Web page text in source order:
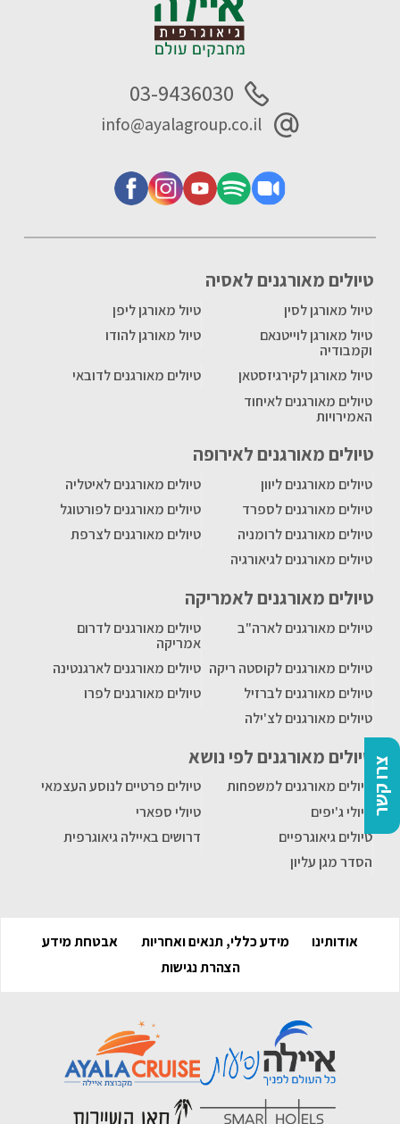
צרו קשר
טיולים מאורגנים לאסיה
טיול מאורגן לסין
טיול מאורגן ליפן
טיול מאורגן לוייטנאם
וקמבודיה
טיול מאורגן להודו
טיול מאורגן לקירגיזסטאן
טיולים מאורגנים לדובאי
טיולים מאורגנים לאיחוד
האמירויות
טיולים מאורגנים לאירופה
טיולים מאורגנים ליוון
טיולים מאורגנים לאיטליה
טיולים מאורגנים לספרד
טיולים מאורגנים לפורטוגל
טיולים מאורגנים לרומניה
טיולים מאורגנים לצרפת
טיולים מאורגנים לגיאורגיה
טיולים מאורגנים לאמריקה
טיולים מאורגנים לארה"ב
טיולים מאורגנים לדרום
אמריקה
טיולים מאורגנים לקוסטה ריקה טיולים מאורגנים לארגנטינה
טיולים מאורגנים לברזיל
טיולים מאורגנים לפרו
טיולים מאורגנים לצ'ילה
טיולים מאורגנים לפי נושא
טיולים מאורגנים למשפחות
טיולים פרטיים לנוסע העצמאי
טיולי ג'יפים
טיולי ספארי
טיולים גיאוגרפיים
דרושים באיילה גיאוגרפית
הסדר מגן עליון
03-9436030
info@ayalagroup.co.il
אודותינו מידע כללי, תנאים ואחריות
אבטחת מידע
הצהרת נגישות